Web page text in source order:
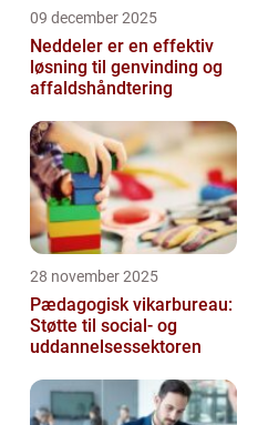
09 december 2025
Neddeler er en effektiv
løsning til genvinding og
affaldshåndtering
28 november 2025
Pædagogisk vikarbureau:
Støtte til social- og
uddannelsessektoren